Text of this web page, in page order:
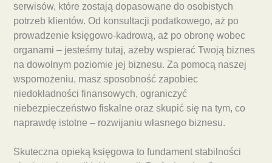
serwisów, które zostają dopasowane do osobistych
potrzeb klientów. Od konsultacji podatkowego, aż po
prowadzenie księgowo-kadrową, aż po obronę wobec
organami – jesteśmy tutaj, ażeby wspierać Twoją biznes
na dowolnym poziomie jej biznesu. Za pomocą naszej
wspomożeniu, masz sposobność zapobiec
niedokładności finansowych, ograniczyć
niebezpieczeństwo fiskalne oraz skupić się na tym, co
naprawdę istotne – rozwijaniu własnego biznesu.
Skuteczna opieką księgowa to fundament stabilności